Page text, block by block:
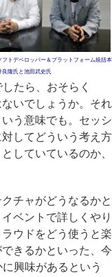
フトデベロッパー＆プラットフォーム統括本
良隆氏と池田武史氏
たら、おそらく
いでしょうか。それ
う意味でも。セッシ
してどういう考え方
していているのか、
チャがどうなるかと
ベントで詳しくやり
ウドをどう使うと楽
きるかといった、今
興味があるという